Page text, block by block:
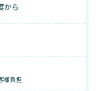
から
様負担